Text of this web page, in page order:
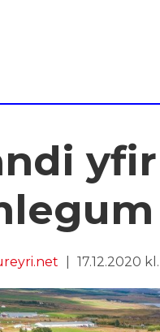
17.12.2020